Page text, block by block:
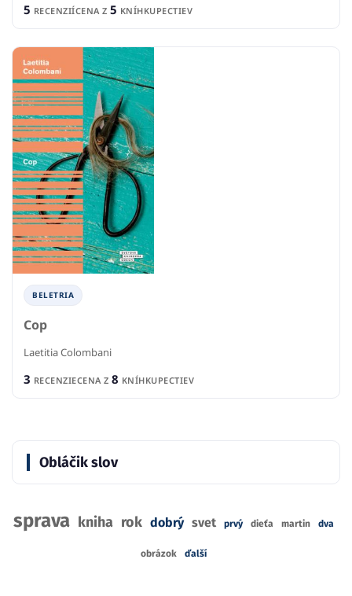
5 RECENZIÍCENA Z 5 KNÍHKUPECTIEV
BELETRIA
Cop
Laetitia Colombani
3 RECENZIECENA Z 8 KNÍHKUPECTIEV
Obláčik slov
sprava kniha rok dobrý svet prvý dieťa martin dva
obrázok ďalší